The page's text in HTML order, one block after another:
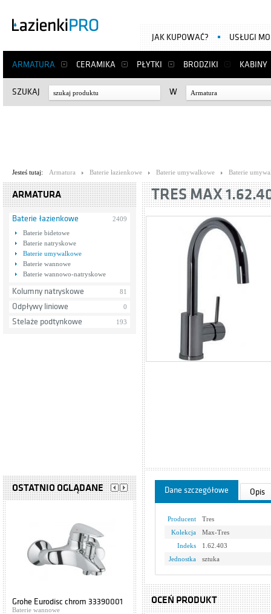
ARMATURA CERAMIKA PŁYTKI BRODZIKI KABINY
JAK KUPOWAĆ? USŁUGI
SZUKAJ W Armatura
Jesteś tutaj: Armatura Baterie łazienkowe Baterie umywalkowe Baterie
ARMATURA
Baterie łazienkowe
2409
Baterie bidetowe
Baterie natryskowe
Baterie umywalkowe
Baterie wannowe
Baterie wannowo-natryskowe
Kolumny natryskowe 81
Odpływy liniowe 0
Stelaże podtynkowe 193
OSTATNIO OGLĄDANE
Grohe Eurodisc chrom 33390001
Baterie wannowe
Cersanit IBIZA S504-009
Szafki podumywalkowe
TRES MAX
Dane szczegółowe Opis
Producent
Tres
Kolekcja
Max-Tres
Indeks
1.62.403
Jednostka
sztuka
OCEŃ PRODUKT